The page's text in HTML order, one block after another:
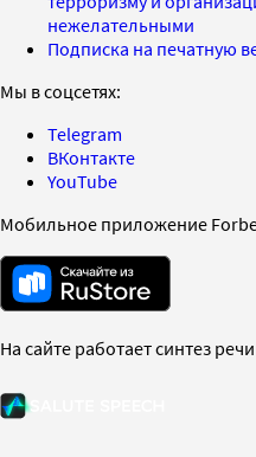
нежелательными
Подписка на печатную
Мы в соцсетях:
Telegram
ВКонтакте
YouTube
Мобильное приложение
На сайте работает синтез речи